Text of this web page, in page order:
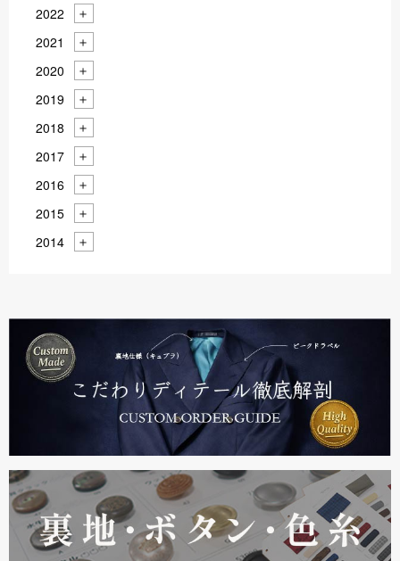
2022
2021
2020
2019
2018
2017
2016
2015
2014